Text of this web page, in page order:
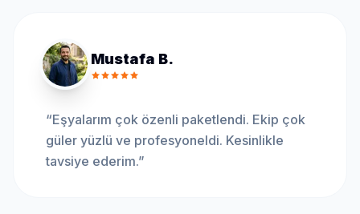
Mustafa B.
“Eşyalarım çok özenli paketlendi. Ekip çok
güler yüzlü ve profesyoneldi. Kesinlikle
tavsiye ederim.”